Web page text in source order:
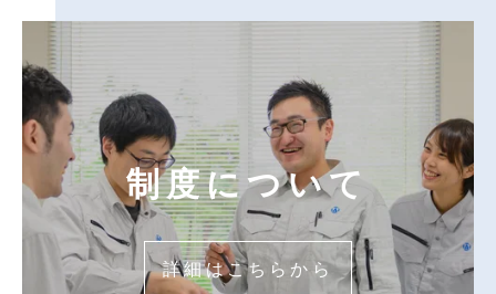
制度について
詳細はこちらから